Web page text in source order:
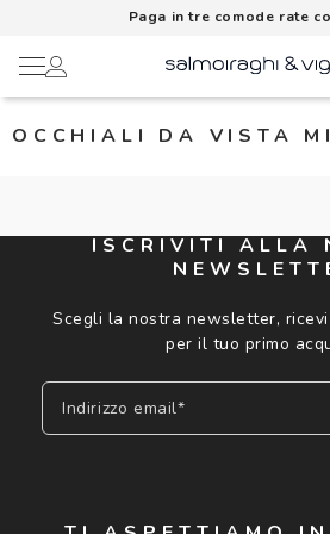
Paga in tre comode rate
Brand
Ciao,
Metodi di pagamento
I miei ordini
OCCHIALI DA VISTA
ISCRIVITI ALLA
Scegli la nostra newsletter,
per il tuo primo
Indirizzo email*